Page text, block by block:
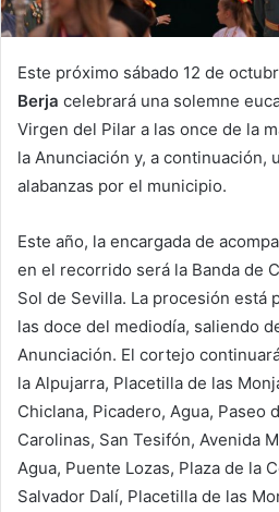
Este próximo sábado 12 de
Berja celebrará una solemne
Virgen del Pilar a las once de la
la Anunciación y, a continuación,
alabanzas por el municipio.
Este año, la encargada de
en el recorrido será la Banda de
Sol de Sevilla. La procesión está
las doce del mediodía, saliendo
Anunciación. El cortejo
la Alpujarra, Placetilla de las
Chiclana, Picadero, Agua, Paseo
Carolinas, San Tesifón, Avenida
Agua, Puente Lozas, Plaza de la
Salvador Dalí, Placetilla de las